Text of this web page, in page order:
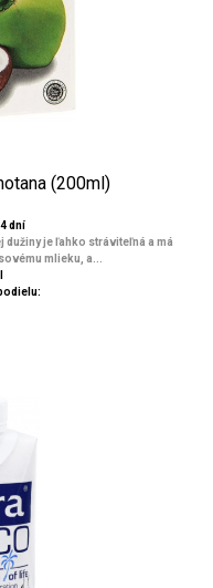
(200ml)
dní
je ľahko stráviteľná a má
mlieku, a...